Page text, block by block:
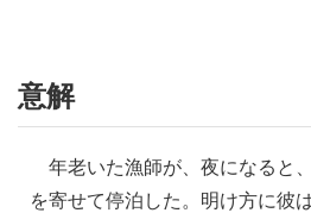
意解
年老いた漁師が、夜になると
を寄せて停泊した。明け方に彼